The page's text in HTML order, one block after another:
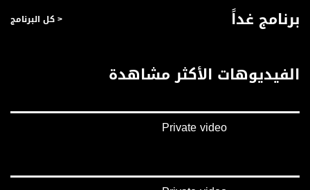
برنامج غداً < كل البرنامج
الفيديوهات الأكثر مشاهدة
Private video